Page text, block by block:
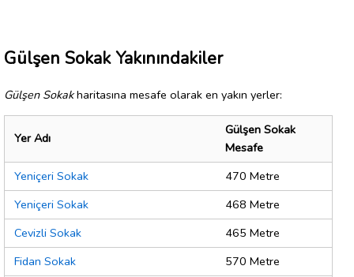
Gülşen Sokak Yakınındakiler
Gülşen Sokakharitasına mesafe olarak en yakın yerler:
Yer Adı
Gülşen Sokak
Mesafe
Yeniçeri Sokak
470 Metre
Yeniçeri Sokak
468 Metre
Cevizli Sokak
465 Metre
Fidan Sokak
570 Metre